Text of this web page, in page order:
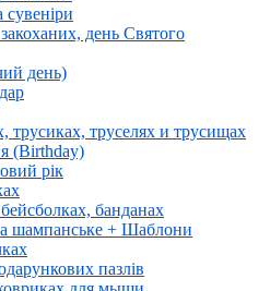
сувеніри
день Святого
день)
трусиках, труселях и трусищах
(Birthday)
рік
банданах
шампанське + Шаблони
пазлів